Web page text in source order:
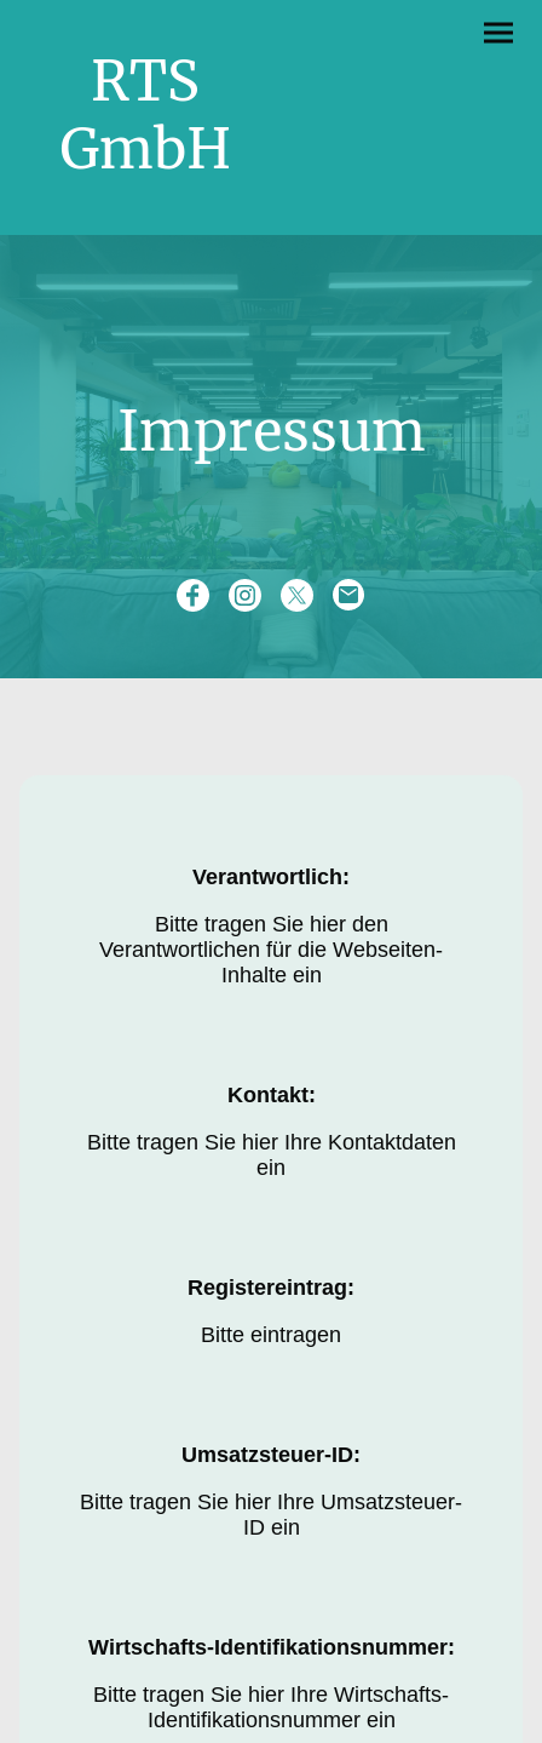
RTS
GmbH
Impressum
Verantwortlich:
Bitte tragen Sie hier den
Verantwortlichen für die Webseiten-
Inhalte ein
Kontakt:
Bitte tragen Sie hier Ihre Kontaktdaten
ein
Registereintrag:
Bitte eintragen
Umsatzsteuer-ID:
Bitte tragen Sie hier Ihre Umsatzsteuer-
ID ein
Wirtschafts-Identifikationsnummer:
Bitte tragen Sie hier Ihre Wirtschafts-
Identifikationsnummer ein